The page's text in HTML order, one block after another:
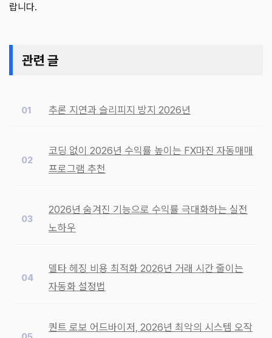
랍니다.
관련 글
추론 지연과 슬리피지 방지 2026년
코딩 없이 2026년 수익률 높이는 FX마진 자동매매
프로그램 추천
2026년 숨겨진 기능으로 수익률 극대화하는 실전
노하우
델타 헤징 비용 최적화 2026년 거래 시간 줄이는
자동화 설정법
퀀트 로보 어드바이저, 2026년 최악의 시스템 오작